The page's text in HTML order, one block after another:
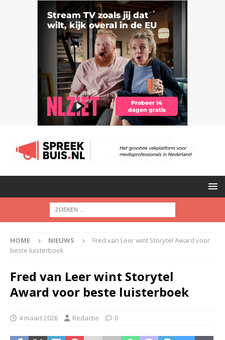
HOME NIEUWS
Fred van Leer wint Storytel Award voor
beste luisterboek
Fred van Leer wint Storytel
Award voor beste luisterboek
4 maart 2026 Redactie 0